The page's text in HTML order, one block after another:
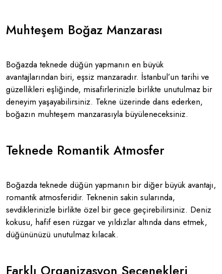
Muhteşem Boğaz Manzarası
Boğazda teknede düğün yapmanın en büyük
avantajlarından biri, eşsiz manzaradır. İstanbul’un tarihi ve
güzellikleri eşliğinde, misafirlerinizle birlikte unutulmaz bir
deneyim yaşayabilirsiniz. Tekne üzerinde dans ederken,
boğazın muhteşem manzarasıyla büyüleneceksiniz.
Teknede Romantik Atmosfer
Boğazda teknede düğün yapmanın bir diğer büyük avantajı,
romantik atmosferidir. Teknenin sakin sularında,
sevdiklerinizle birlikte özel bir gece geçirebilirsiniz. Deniz
kokusu, hafif esen rüzgar ve yıldızlar altında dans etmek,
düğününüzü unutulmaz kılacak.